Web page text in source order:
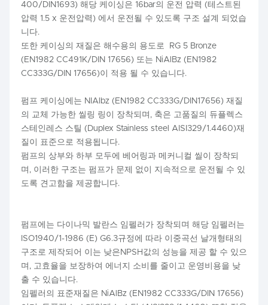
400/DIN1693) 해당 케이싱은 16bar의 운전 압력 (테스트된
압력 1.5 x 운전압력) 에서 운전될 수 있도록 구조 설계 되었습
니다.
또한 케이싱의 재질은 해수용의 용도로 RG 5 Bronze
(EN1982 CC491K/DIN 17656) 또는 NiAlBz (EN1982
CC333G/DIN 17656)이 적용 될 수 있습니다.
펌프 케이싱에는 NIAlbz (EN1982 CC333G/DIN17656) 재질
의 교체 가능한 씰링 링이 장착되며, 축은 고품질의 듀플렉스
스테인레스 스틸 (Duplex Stainless steel AISI329/1.4460)재
질이 표준으로 적용됩니다.
펌프의 상부와 하부 모두에 베어링과 메커니컬 씰이 장착되
며, 이러한 구조는 펌프가 문제 없이 지속적으로 운전될 수 있
도록 견고함을 제공합니다.
펌프에는 다이나믹 발란스 임펠러가 장착되며 해당 임펠러는
ISO1940/1-1986 (E) G6.3규정에 따라 이중곡선 날개형태의
구조로 제작되어 이는 낮은NPSH값의 성능을 제공 할 수 있으
며, 고효율을 보장하여 에너지 소비를 줄이고 운영비용을 낮
출 수 있습니다.
임펠러의 표준재질은 NiAlBz (EN1982 CC333G/DIN 17656)